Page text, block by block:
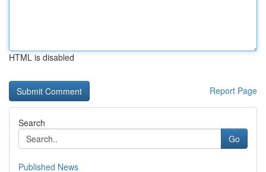
HTML is disabled
Report Page
Search
Go
Published News